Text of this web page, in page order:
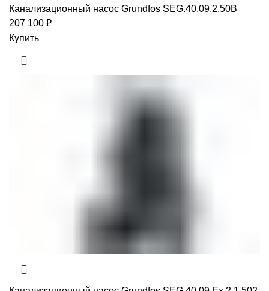
Канализационный насос Grundfos SEG.40.09.2.50B
207 100 ₽
Купить